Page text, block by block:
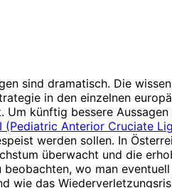
sind dramatisch. Die
in den einzelnen
künftig bessere
(Pediatric Anterior Cruciate
werden sollen. In
überwacht und die
wo man
wie das